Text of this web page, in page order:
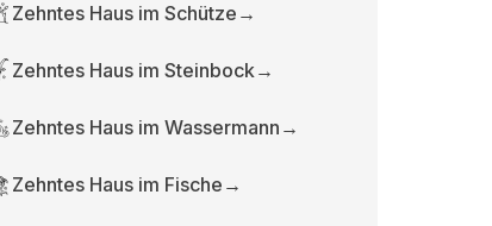
Zehntes Haus im Schütze →
Zehntes Haus im Steinbock→
Zehntes Haus im Wassermann →
Zehntes Haus im Fische →